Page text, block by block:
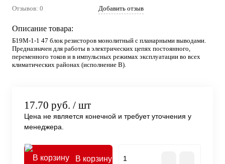
Отзывов: 0 Добавить отзыв
Описание товара:
Б19М-1-1 47 блок резисторов монолитный с планарными выводами.
Предназначен для работы в электрических цепях постоянного,
переменного токов и в импульсных режимах эксплуатации во всех
климатических районах (исполнение В).
17.70 руб. / шт
Цена не является конечной и требует уточнения у
менеджера.
В корзину